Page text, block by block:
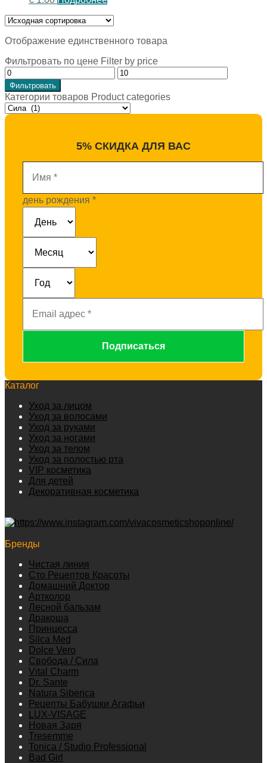
Отображение единственного товара
Фильтровать по цене Filter by price
Фильтровать
Категории товаров Product categories
5% СКИДКА ДЛЯ ВАС
день рождения *
адрес
*
Каталог
Уход за лицом
Уход за волосами
Уход за руками
Уход за ногами
Уход за телом
Уход за полостью рта
VIP косметика
Для детей
Декоративная косметика
Бренды
Чистая линия
Сто Рецептов Красоты
Домашний Доктор
Артколор
Лесной бальзам
Дракоша
Принцесса
Silca Med
Dolce Vero
Свобода / Сила
Vital Charm
Dr. Sante
Natura Siberica
Рецепты Бабушки Агафьи
LUX-VISAGE
Новая Заря
Tresemme
Tonica / Studio Professional
Bad Girl